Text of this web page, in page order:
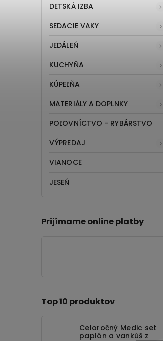
DETSKÁ IZBA
SEDACIE VAKY
JEDÁLEŇ
KUCHYŇA
KÚPEĽŇA
MATERIÁLY A DOPLNKY
POĽOVNÍCTVO - RYBÁRSTVO
VÝPREDAJ
VIANOCE
JESEŇ
Prijímame online platby
Top 10 produktov
Celoročný Medic set
paplón a vankúš z